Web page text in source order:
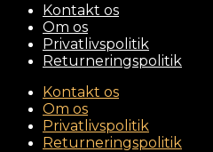
Kontakt os
Om os
Privatlivspolitik
Returneringspolitik
Kontakt os
Om os
Privatlivspolitik
Returneringspolitik